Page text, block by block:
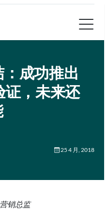
：成功推出
证，未来还
25 4 月, 2018
销总监